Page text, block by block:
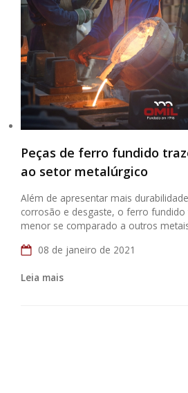
Peças de ferro fundido
ao setor metalúrgico
Além de apresentar mais
corrosão e desgaste, o ferro
menor se comparado a outros
08 de janeiro de 2021
Leia mais